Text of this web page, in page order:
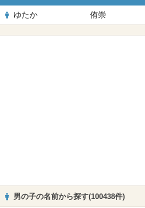
ゆたか 侑崇
男の子の名前から探す(100438件)